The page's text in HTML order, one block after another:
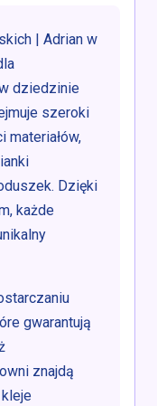
| Adrian w
dziedzinie
szeroki
materiałów,
Dzięki
każde
gwarantują
znajdą